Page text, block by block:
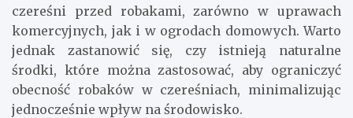
czereśni przed robakami, zarówno w uprawach
komercyjnych, jak i w ogrodach domowych. Warto
jednak zastanowić się, czy istnieją naturalne
środki, które można zastosować, aby ograniczyć
obecność robaków w czereśniach, minimalizując
jednocześnie wpływ na środowisko.